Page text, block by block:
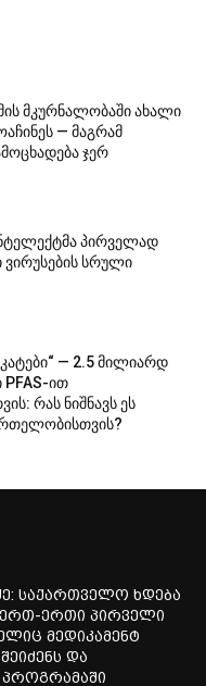
მკურნალობაში ახალი
— მაგრამ
ჯერ
პირველად
ვირუსების სრული
— 2.5 მილიარდ
ით
რას ნიშნავს ეს
საქართველო ხდება
ერთი პირველი
მედიკამენტ
და